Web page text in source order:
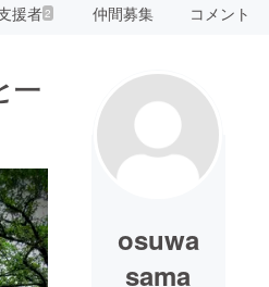
援者2 仲間募集 コメント
一
osuwa
sama